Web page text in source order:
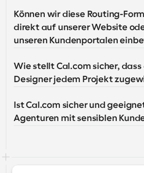
Können wir diese Routing-
direkt auf unserer Website
unseren Kundenportalen
Wie stellt Cal.com sicher,
Designer jedem Projekt
Ist Cal.com sicher und
Agenturen mit sensiblen